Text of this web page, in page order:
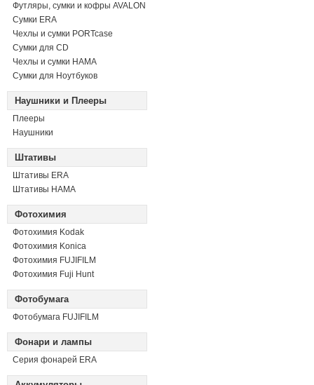
Футляры, сумки и кофры AVALON
Сумки ERA
Чехлы и сумки PORTcase
Сумки для CD
Чехлы и сумки HAMA
Сумки для Ноутбуков
Наушники и Плееры
Плееры
Наушники
Штативы
Штативы ERA
Штативы HAMA
Фотохимия
Фотохимия Kodak
Фотохимия Konica
Фотохимия FUJIFILM
Фотохимия Fuji Hunt
Фотобумага
Фотобумага FUJIFILM
Фонари и лампы
Серия фонарей ERA